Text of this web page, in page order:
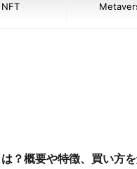
NFT
？概要や特徴、買い方